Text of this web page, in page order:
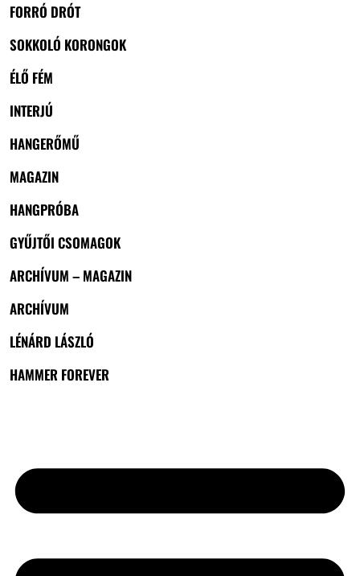
FORRÓ DRÓT
SOKKOLÓ KORONGOK
ÉLŐ FÉM
INTERJÚ
HANGERŐMŰ
MAGAZIN
HANGPRÓBA
GYŰJTŐI CSOMAGOK
ARCHÍVUM – MAGAZIN
ARCHÍVUM
LÉNÁRD LÁSZLÓ
HAMMER FOREVER